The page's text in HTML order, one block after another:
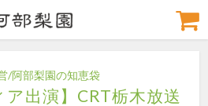
/阿部梨園の知恵袋
ア出演】CRT栃木放送